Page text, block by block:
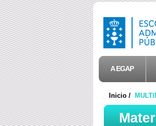
A EGAP
Inicio /